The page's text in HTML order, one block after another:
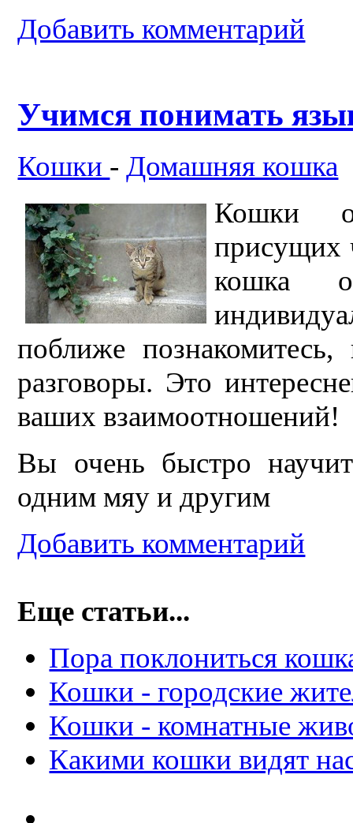
Добавить комментарий
Учимся понимать
Кошки -Домашняя кошка
Кошки
присущих
кошка
поближе
разговоры. Это
ваших взаимоотношений!
Вы очень быстро
одним мяу и другим
Добавить комментарий
Еще статьи...
Пора поклониться
Кошки - городские
Кошки - комнатные
Какими кошки видят